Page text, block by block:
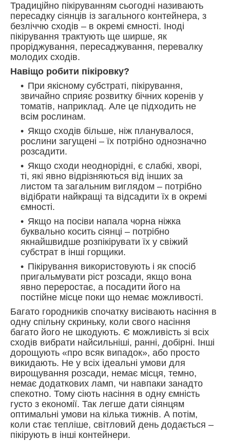
Традиційно пікіруванням сьогодні називають
пересадку сіянців із загального контейнера, з
безліччю сходів – в окремі ємності. Іноді
пікірування трактують ще ширше, як
проріджування, пересаджування, перевалку
молодих сходів.
Навіщо робити пікіровку?
При якісному субстраті, пікірування,
звичайно сприяє розвитку бічних коренів у
томатів, наприклад. Але це підходить не
всім рослинам.
Якщо сходів більше, ніж планувалося,
рослини загущені – їх потрібно однозначно
розсадити.
Якщо сходи неоднорідні, є слабкі, хворі,
ті, які явно відрізняються від інших за
листом та загальним виглядом – потрібно
відібрати найкращі та відсадити їх в окремі
ємності.
Якщо на посіви напала чорна ніжка
буквально косить сіянці – потрібно
якнайшвидше розпікірувати їх у свіжий
субстрат в інші горщики.
Пікірування використовують і як спосіб
пригальмувати ріст розсади, якщо вона
явно переростає, а посадити його на
постійне місце поки що немає можливості.
Багато городників спочатку висівають насіння в
одну спільну скриньку, коли свого насіння
багато його не шкодують. Є можливість зі всіх
сходів вибрати найсильніші, ранні, добірні. Інші
дорощують «про всяк випадок», або просто
викидають. Не у всіх ідеальні умови для
вирощування розсади, немає місця, темно,
немає додаткових ламп, чи навпаки занадто
спекотно. Тому сіють насіння в одну ємність
густо з економії. Так легше дати сіянцям
оптимальні умови на кілька тижнів. А потім,
коли стає тепліше, світловий день додається –
пікірують в інші контейнери.